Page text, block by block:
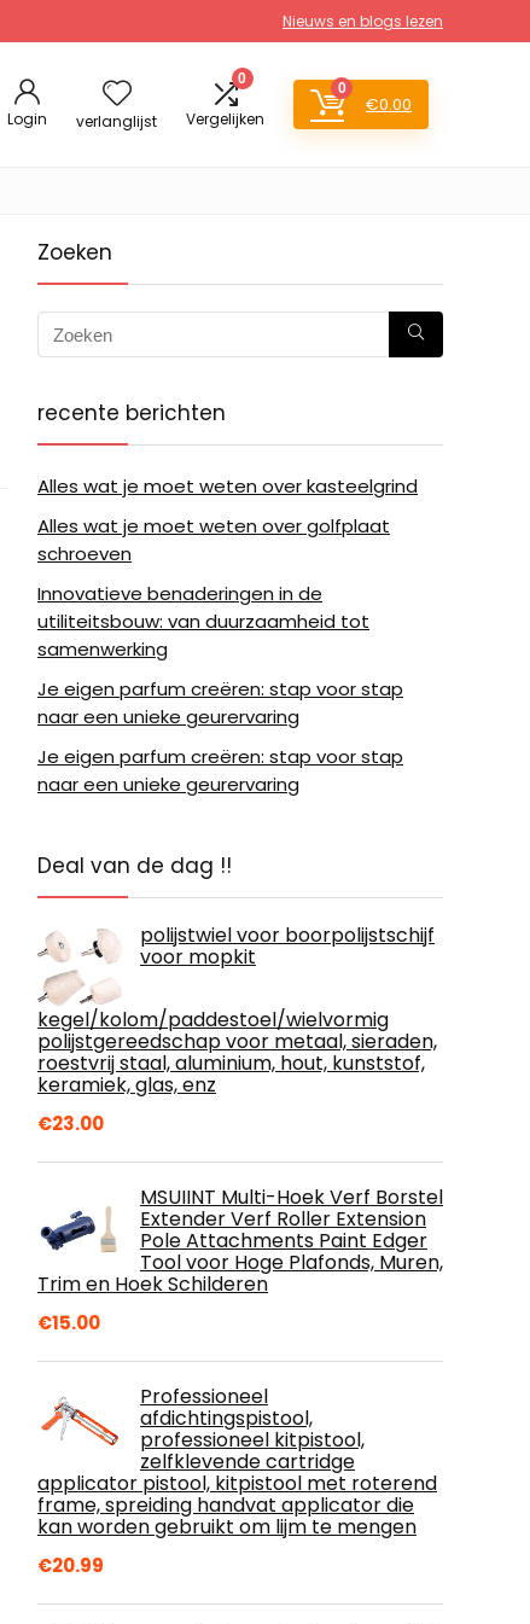
Nieuws en blogs lezen
Login verlanglijst
0
Vergelijken
0
€0.00
Zoeken
recente berichten
Alles wat je moet weten over kasteelgrind
Alles wat je moet weten over golfplaat
schroeven
Innovatieve benaderingen in de
utiliteitsbouw: van duurzaamheid tot
samenwerking
Je eigen parfum creëren: stap voor stap
naar een unieke geurervaring
Je eigen parfum creëren: stap voor stap
naar een unieke geurervaring
Deal van de dag !!
polijstwiel voor boorpolijstschijf
voor mopkit
kegel/kolom/paddestoel/wielvormig
polijstgereedschap voor metaal, sieraden,
roestvrij staal, aluminium, hout, kunststof,
keramiek, glas, enz
€23.00
MSUIINT Multi-Hoek Verf Borstel
Extender Verf Roller Extension
Pole Attachments Paint Edger
Tool voor Hoge Plafonds, Muren,
Trim en Hoek Schilderen
€15.00
Professioneel
afdichtingspistool,
professioneel kitpistool,
zelfklevende cartridge
applicator pistool, kitpistool met roterend
frame, spreiding handvat applicator die
kan worden gebruikt om lijm te mengen
€20.99